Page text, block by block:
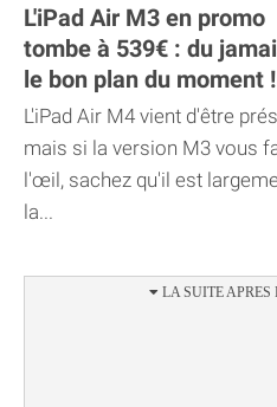
L'iPad Air M3 en promo
tombe à 539€ : du
le bon plan du moment !
L'iPad Air M4 vient d'être
mais si la version M3 vous
l'œil, sachez qu'il est
la...